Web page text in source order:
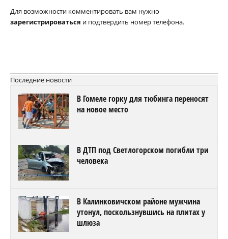
Для возможности комментировать вам нужно
зарегистрироваться и подтвердить номер телефона.
Последние новости
В Гомеле горку для тюбинга переносят
на новое место
В ДТП под Светлогорском погибли три
человека
В Калинковичском районе мужчина
утонул, поскользнувшись на плитах у
шлюза